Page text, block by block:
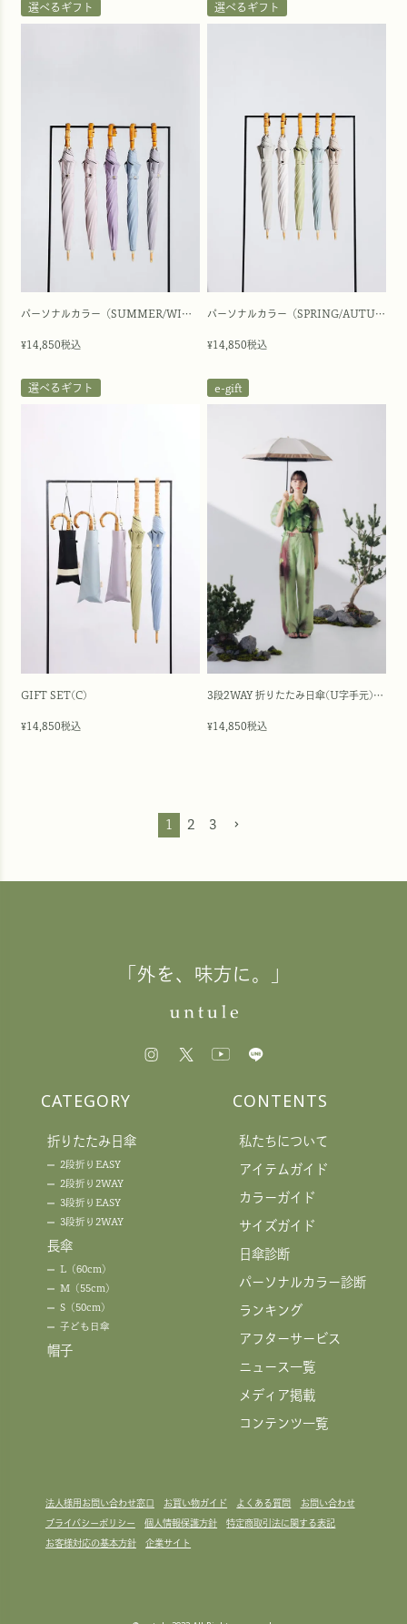
パーソナルカラー（SUMMER/WINTER）
選べるギフト
¥14,850税込
パーソナルカラー（SPRING/AUTUMN）
選べるギフト
¥14,850税込
GIFT SET(C)
選べるギフト
¥14,850税込
3段2WAY 折りたたみ日傘(U字手元)/バイカラー(50cm)
e-gift
¥14,850税込
1 2 3
「外を、味方に。」
CATEGORY
折りたたみ日傘
2段折りEASY
2段折り2WAY
3段折りEASY
3段折り2WAY
長傘
L（60cm）
M（55cm）
S（50cm）
子ども日傘
帽子
CONTENTS
私たちについて
アイテムガイド
カラーガイド
サイズガイド
日傘診断
パーソナルカラー診断
ランキング
アフターサービス
ニュース一覧
メディア掲載
コンテンツ一覧
法人様用お問い合わせ窓口 お買い物ガイド よくある質問 お問い合わせ
プライバシーポリシー 個人情報保護方針 特定商取引法に関する表記
お客様対応の基本方針 企業サイト